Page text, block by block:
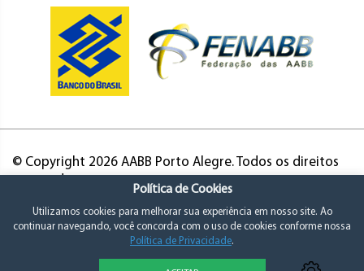
© Copyright 2026 AABB Porto Alegre. Todos os direitos
Política de Cookies
Utilizamos cookies para melhorar sua experiência em nosso site. Ao
continuar navegando, você concorda com o uso de cookies conforme nossa
Política de Privacidade.